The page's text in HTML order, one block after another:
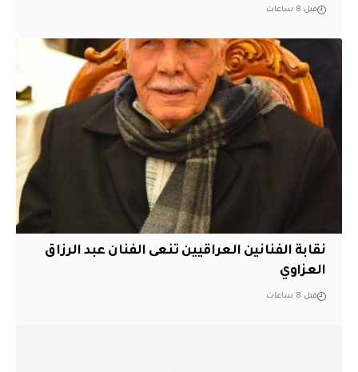
قبل 8 ساعات
نقابة الفنانين العراقيين تنعى الفنان عبد الرزاق
العزاوي
قبل 8 ساعات